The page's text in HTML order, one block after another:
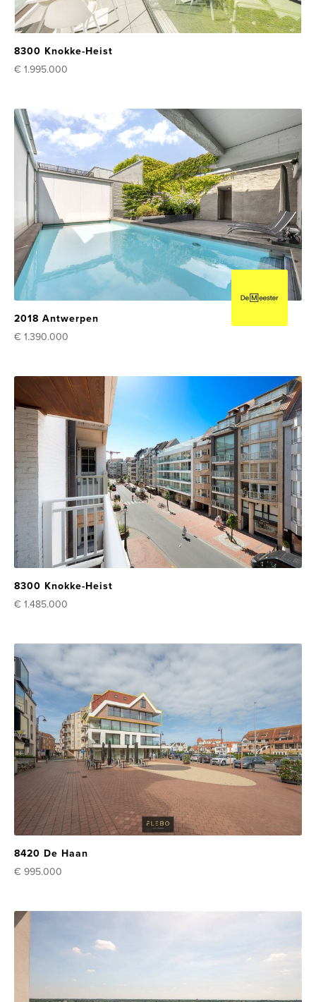
8300 Knokke-Heist
€ 1.995.000
2018 Antwerpen
€ 1.390.000
8300 Knokke-Heist
€ 1.485.000
8420 De Haan
€ 995.000